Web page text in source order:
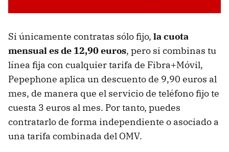
Si únicamente contratas sólo fijo, la cuota
mensual es de 12,90 euros, pero si combinas tu
línea fija con cualquier tarifa de Fibra+Móvil,
Pepephone aplica un descuento de 9,90 euros al
mes, de manera que el servicio de teléfono fijo te
cuesta 3 euros al mes. Por tanto, puedes
contratarlo de forma independiente o asociado a
una tarifa combinada del OMV.